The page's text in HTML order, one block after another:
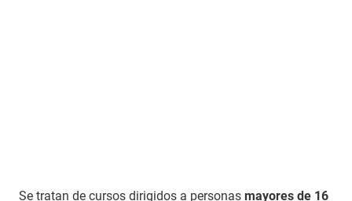
Se tratan de cursos dirigidos a personas mayores de 16